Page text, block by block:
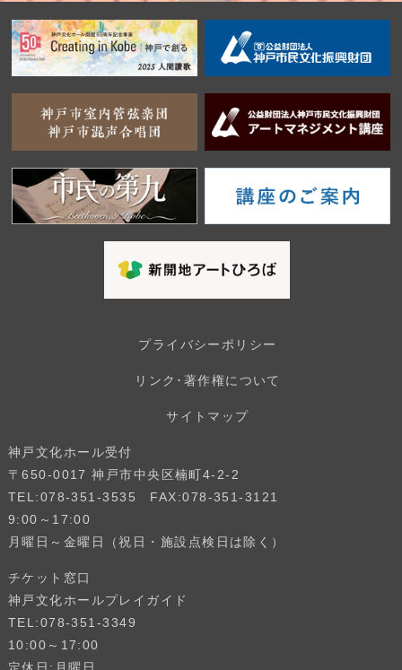
プライバシーポリシー
リンク･著作権について
サイトマップ
神戸文化ホール受付
〒650-0017 神戸市中央区楠町4-2-2
TEL:078-351-3535 FAX:078-351-3121
9:00～17:00
月曜日～金曜日（祝日・施設点検日は除く）
チケット窓口
神戸文化ホールプレイガイド
TEL:078-351-3349
10:00～17:00